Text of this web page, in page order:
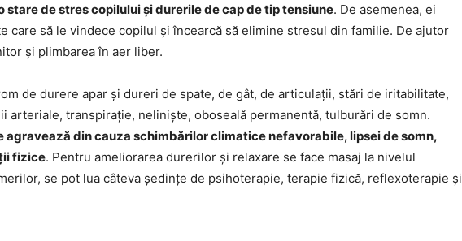
stare de stres copilului și durerile de cap de tip tensiune. De asemenea, ei
care să le vindece copilul și încearcă să elimine stresul din familie. De ajutor
și plimbarea în aer liber.
de durere apar și dureri de spate, de gât, de articulații, stări de iritabilitate,
arteriale, transpirație, neliniște, oboseală permanentă, tulburări de somn.
agravează din cauza schimbărilor climatice nefavorabile, lipsei de somn,
fizice. Pentru ameliorarea durerilor și relaxare se face masaj la nivelul
se pot lua câteva ședințe de psihoterapie, terapie fizică, reflexoterapie și